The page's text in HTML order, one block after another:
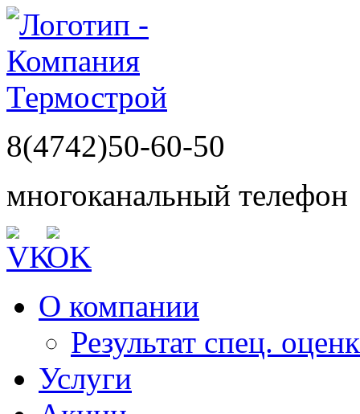
8(4742)50-60-50
многоканальный телефон
О компании
Результат спец.
Услуги